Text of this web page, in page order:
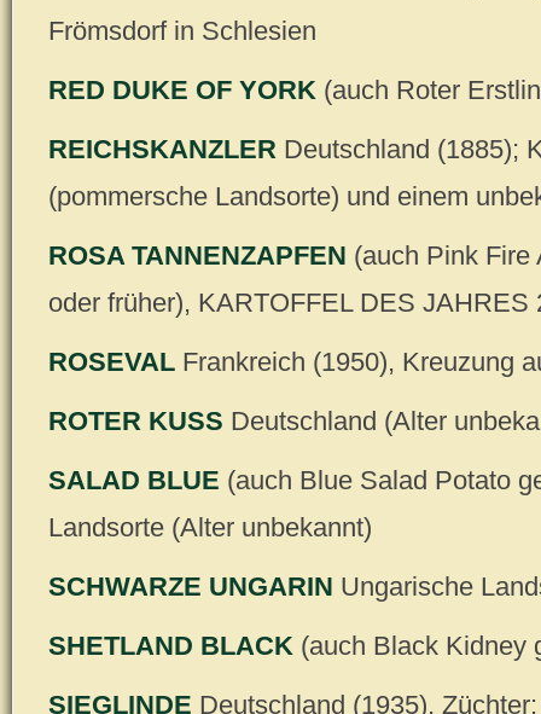
Frömsdorf in Schlesien
RED DUKE OF YORK (auch Roter
REICHSKANZLER Deutschland (1885);
(pommersche Landsorte) und einem
ROSA TANNENZAPFEN (auch Pink Fire
oder früher), KARTOFFEL DES JAHRES
ROSEVAL Frankreich (1950), Kreuzung
ROTER KUSS Deutschland (Alter
SALAD BLUE (auch Blue Salad Potato
Landsorte (Alter unbekannt)
SCHWARZE UNGARIN Ungarische
SHETLAND BLACK (auch Black Kidney
SIEGLINDE Deutschland (1935),